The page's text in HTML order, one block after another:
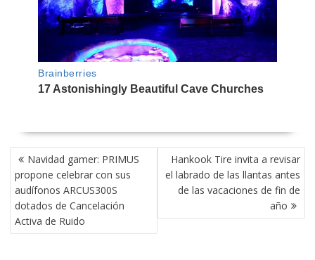
NAVEGACIÓN
DE
ENTRADAS
Navidad gamer: PRIMUS
propone celebrar con sus
audífonos ARCUS300S
dotados de Cancelación
Activa de Ruido
Hankook Tire invita a revisar
el labrado de las llantas antes
de las vacaciones de fin de
año